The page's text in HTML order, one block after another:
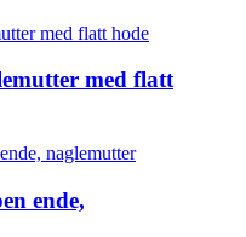
med flatt
ende,